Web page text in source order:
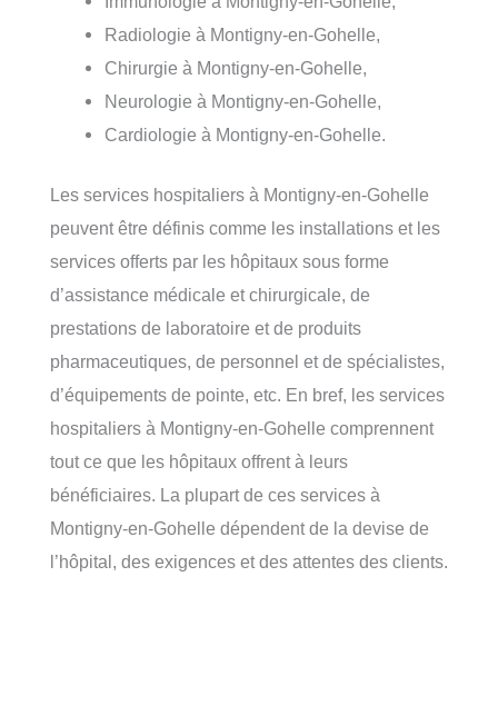
Radiologie à Montigny-en-Gohelle,
Chirurgie à Montigny-en-Gohelle,
Neurologie à Montigny-en-Gohelle,
Cardiologie à Montigny-en-Gohelle.
Les services hospitaliers à Montigny-en-Gohelle
peuvent être définis comme les installations et les
services offerts par les hôpitaux sous forme
d’assistance médicale et chirurgicale, de
prestations de laboratoire et de produits
pharmaceutiques, de personnel et de spécialistes,
d’équipements de pointe, etc. En bref, les services
hospitaliers à Montigny-en-Gohelle comprennent
tout ce que les hôpitaux offrent à leurs
bénéficiaires. La plupart de ces services à
Montigny-en-Gohelle dépendent de la devise de
l’hôpital, des exigences et des attentes des clients.